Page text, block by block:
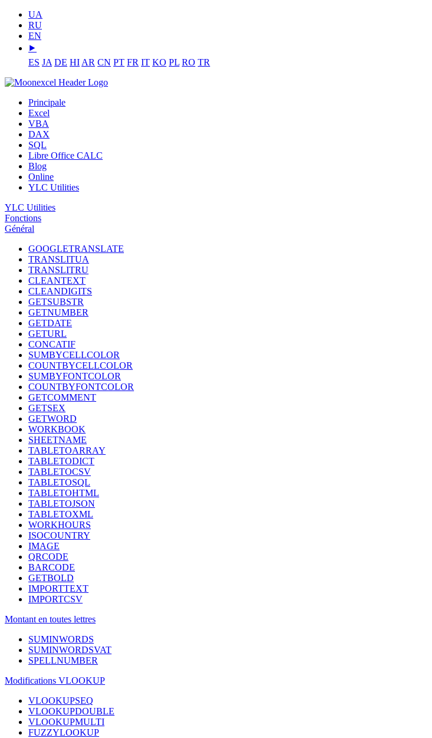
UA
RU
EN
⯈
ES JA DE HI AR CN PT FR IT KO PL RO TR
Principale
Excel
VBA
DAX
SQL
Libre Office CALC
Blog
Online
YLC Utilities
YLC Utilities
Fonctions
Général
GOOGLETRANSLATE
TRANSLITUA
TRANSLITRU
CLEANTEXT
CLEANDIGITS
GETSUBSTR
GETNUMBER
GETDATE
GETURL
CONCATIF
SUMBYCELLCOLOR
COUNTBYCELLCOLOR
SUMBYFONTCOLOR
COUNTBYFONTCOLOR
GETCOMMENT
GETSEX
GETWORD
WORKBOOK
SHEETNAME
TABLETOARRAY
TABLETODICT
TABLETOCSV
TABLETOSQL
TABLETOHTML
TABLETOJSON
TABLETOXML
WORKHOURS
ISOCOUNTRY
IMAGE
QRCODE
BARCODE
GETBOLD
IMPORTTEXT
IMPORTCSV
Montant en toutes lettres
SUMINWORDS
SUMINWORDSVAT
SPELLNUMBER
Modifications VLOOKUP
VLOOKUPSEQ
VLOOKUPDOUBLE
VLOOKUPMULTI
FUZZYLOOKUP